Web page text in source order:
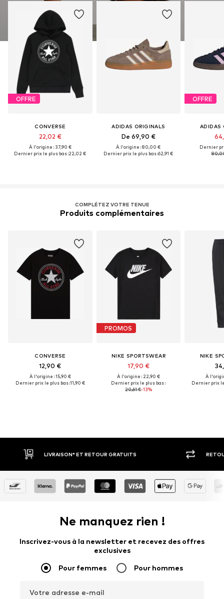
OFFRE
CONVERSE
22,02 €
À l'origine : 37,90 €
Dernier prix le plus bas :22,02 €
ADIDAS ORIGINALS
De 69,90 €
À l'origine : 80,00 €
Dernier prix le plus bas :62,91 €
OFFRE
ADIDAS
Dernier
COMPLÉTEZ VOTRE TENUE
Produits complémentaires
CONVERSE
12,90 €
À l'origine : 15,90 €
Dernier prix le plus bas :11,90 €
PROMOS
NIKE SPORTSWEAR
17,90 €
À l'origine : 22,90 €
Dernier prix le plus bas :
20,61 €-13%
NIKE
À
Dernier prix
RETOUR SOUS 30 JOURS
Ne manquez rien !
Inscrivez-vous à la newsletter et recevez des offres
exclusives
Pour femmes Pour hommes
Votre adresse e-mail